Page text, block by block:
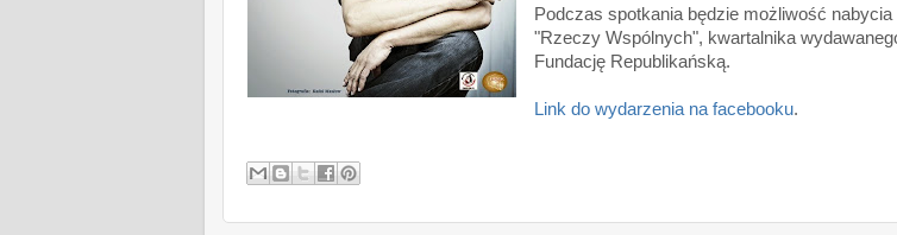
Podczas spotkania będzie możliwość nabycia
"Rzeczy Wspólnych", kwartalnika
Fundację Republikańską.
Link do wydarzenia na facebooku.